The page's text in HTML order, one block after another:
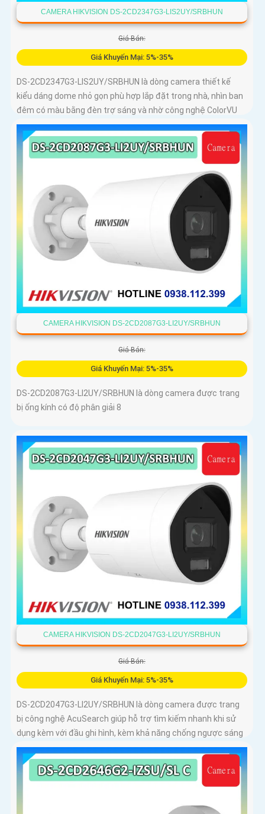
CAMERA HIKVISION DS-2CD2347G3-LIS2UY/SRBHUN
Giá Bán:
Giá Khuyến Mại: 5%-35%
DS-2CD2347G3-LIS2UY/SRBHUN là dòng camera thiết kế
kiểu dáng dome nhỏ gọn phù hợp lắp đặt trong nhà, nhìn ban
đêm có màu bằng đèn trợ sáng và nhờ công nghệ ColorVU
HikAI-ISP, có tính năng AI giúp nhận diện người và phương
tiện, tích hợp micro kép
CAMERA HIKVISION DS-2CD2087G3-LI2UY/SRBHUN
Giá Bán:
Giá Khuyến Mại: 5%-35%
DS-2CD2087G3-LI2UY/SRBHUN là dòng camera được trang
bị ống kính có độ phân giải 8
CAMERA HIKVISION DS-2CD2047G3-LI2UY/SRBHUN
Giá Bán:
Giá Khuyến Mại: 5%-35%
DS-2CD2047G3-LI2UY/SRBHUN là dòng camera được trang
bị công nghệ AcuSearch giúp hỗ trợ tìm kiếm nhanh khi sử
dụng kèm với đầu ghi hình, kèm khả năng chống ngược sáng
WDR 130dB, trang bị micro kép và loa hỗ trợ đàm thoại 2
chiều, ống kính 4